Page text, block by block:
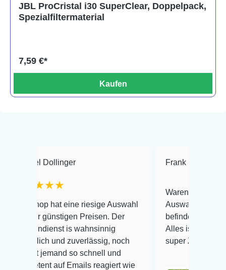
JBL ProCristal i30 SuperClear, Doppelpack,
Spezialfiltermaterial
7,59 €*
Kaufen
Dollinger
hat eine riesige Auswahl
günstigen Preisen. Der
is wahnsinnig
und zuverlässig, noch
jemand so schnell und
auf Emails reagiert wie
Frank Hackmayer
Warenanlieferung Top und
Auswahl plus
befinden der Fische
Alles ist quick lebendig
super Zustand. Gerne